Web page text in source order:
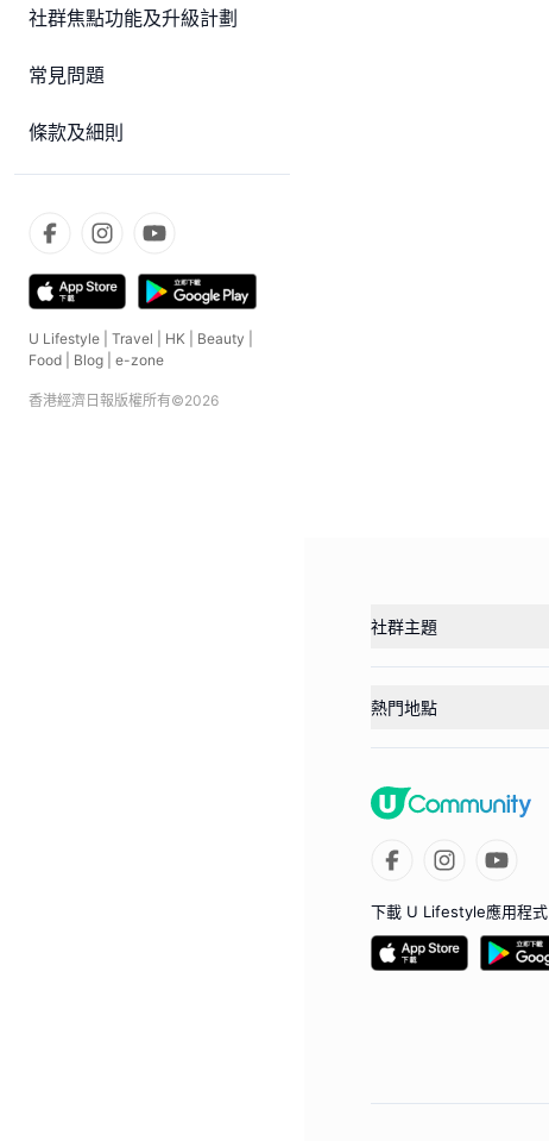
社群焦點功能及升級計劃
常見問題
條款及細則
U Lifestyle Travel HK Beauty
Food
Blog e-zone
香港經濟日報版權所有©2026
社群主題
熱門地點
下載 U Lifestyle應用程式